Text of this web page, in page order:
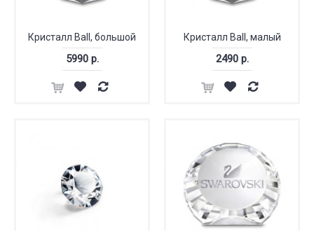
Кристалл Ball, большой
5990 р.
Кристалл Ball, малый
2490 р.